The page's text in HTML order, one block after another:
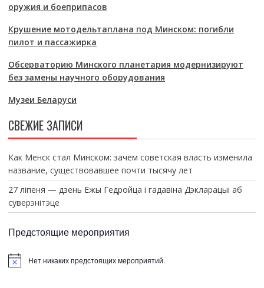
оружия и боеприпасов
Крушение мотодельтаплана под Минском: погибли
пилот и пассажирка
Обсерваторию Минского планетария модернизируют
без замены научного оборудования
Музеи Беларуси
СВЕЖИЕ ЗАПИСИ
Как Менск стал Минском: зачем советская власть изменила
название, существовавшее почти тысячу лет
27 ліпеня — дзень Ежы Гедройца і гадавіна Дэкларацыі аб
суверэнітэце
Предстоящие мероприятия
Нет никаких предстоящих мероприятий.